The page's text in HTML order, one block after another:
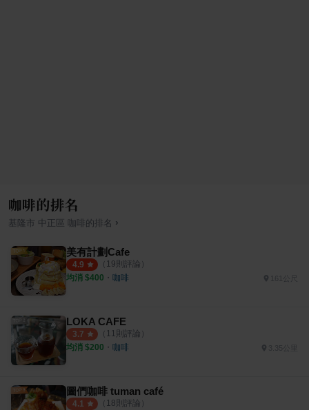
咖啡的排名
基隆市 中正區 咖啡 的排名 ›
美有計劃Cafe
4.9 （ 19則評論）
均消 $400 ・ 咖啡
LOKA CAFE
3.7 （ 11則評論）
均消 $200 ・ 咖啡 3.35公里
圖們咖啡 tuman café
4.1 （ 18則評論）